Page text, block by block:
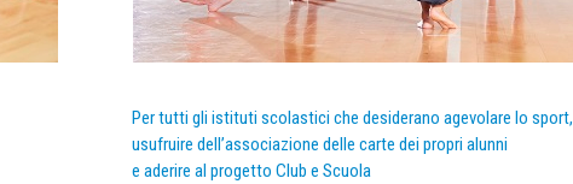
Per tutti gli istituti scolastici che desiderano agevolare lo sport,
usufruire dell’associazione delle carte dei propri alunni
e aderire al progetto Club e Scuola